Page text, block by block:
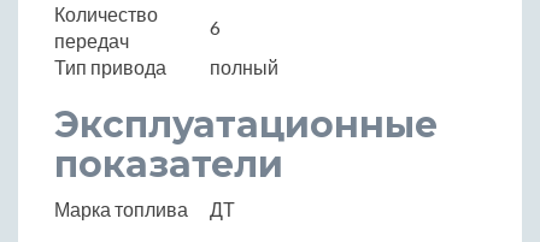
Количество
передач
6
Тип привода
полный
Эксплуатационные
показатели
Марка топлива ДТ